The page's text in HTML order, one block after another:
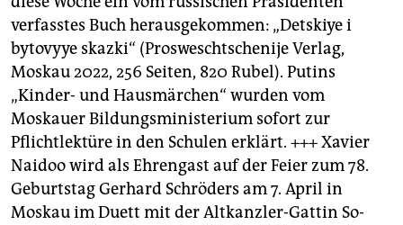
unterstützen
abo
genossenschaft
epaper login
verfasstes Buch herausgekommen: „Detskiye i
bytovyye skazki“ (Prosweschtschenije Verlag,
Moskau 2022, 256 Seiten, 820 Rubel). Putins
„Kinder- und Hausmärchen“ wurden vom
Moskauer Bildungsministerium sofort zur
Pflichtlektüre in den Schulen erklärt. +++ Xavier
Naidoo wird als Ehrengast auf der Feier zum 78.
Geburtstag Gerhard Schröders am 7. April in
Moskau im Duett mit der Altkanzler-Gattin So-